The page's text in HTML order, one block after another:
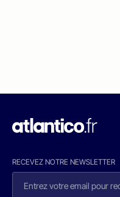
RECEVEZ NOTRE NEWSLETTER